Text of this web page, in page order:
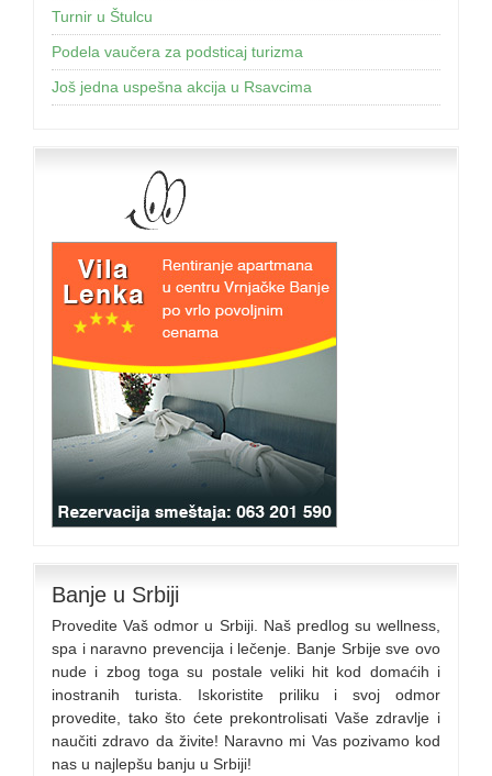
Turnir u Štulcu
Podela vaučera za podsticaj turizma
Još jednа uspešnа аkcijа u Rsаvcimа
Banje u Srbiji
Provedite Vaš odmor u Srbiji. Naš predlog su wellness,
spa i naravno prevencija i lečenje. Banje Srbije sve ovo
nude i zbog toga su postale veliki hit kod domaćih i
inostranih turista. Iskoristite priliku i svoj odmor
provedite, tako što ćete prekontrolisati Vaše zdravlje i
naučiti zdravo da živite! Naravno mi Vas pozivamo kod
nas u najlepšu banju u Srbiji!